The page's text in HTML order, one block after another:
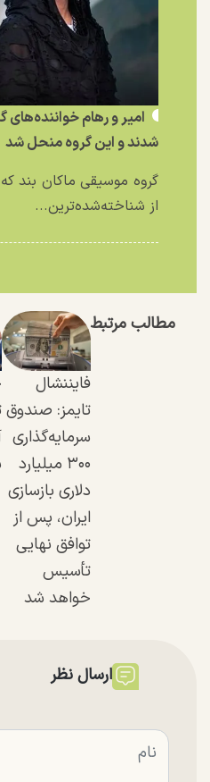
امیر و رهام خواننده‌های
شدند و این گروه منحل شد
گروه موسیقی ماکان بند
از شناخته‌شده‌ترین...
مطالب مرتبط
فایننشال
تایمز: صندوق
سرمایه‌گذاری
۳۰۰ میلیارد
دلاری بازسازی
ایران، پس از
توافق نهایی
تأسیس
خواهد شد
ارسال نظر